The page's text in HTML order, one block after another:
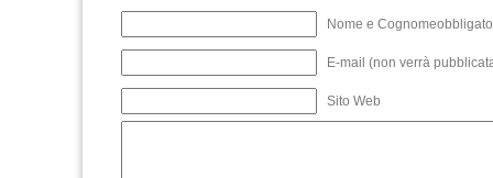
Nome e
E-mail (non verrà
Sito Web